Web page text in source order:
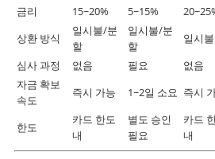
금리
15~20% 5~15%
상환 방식
일시불/분
할
일시불/분
할
일시불
심사 과정
없음 필요 없음
자금 확보
속도
즉시 가능 1~2일 소요 즉시
한도
카드 한도
내
별도 승인
필요
카드
내